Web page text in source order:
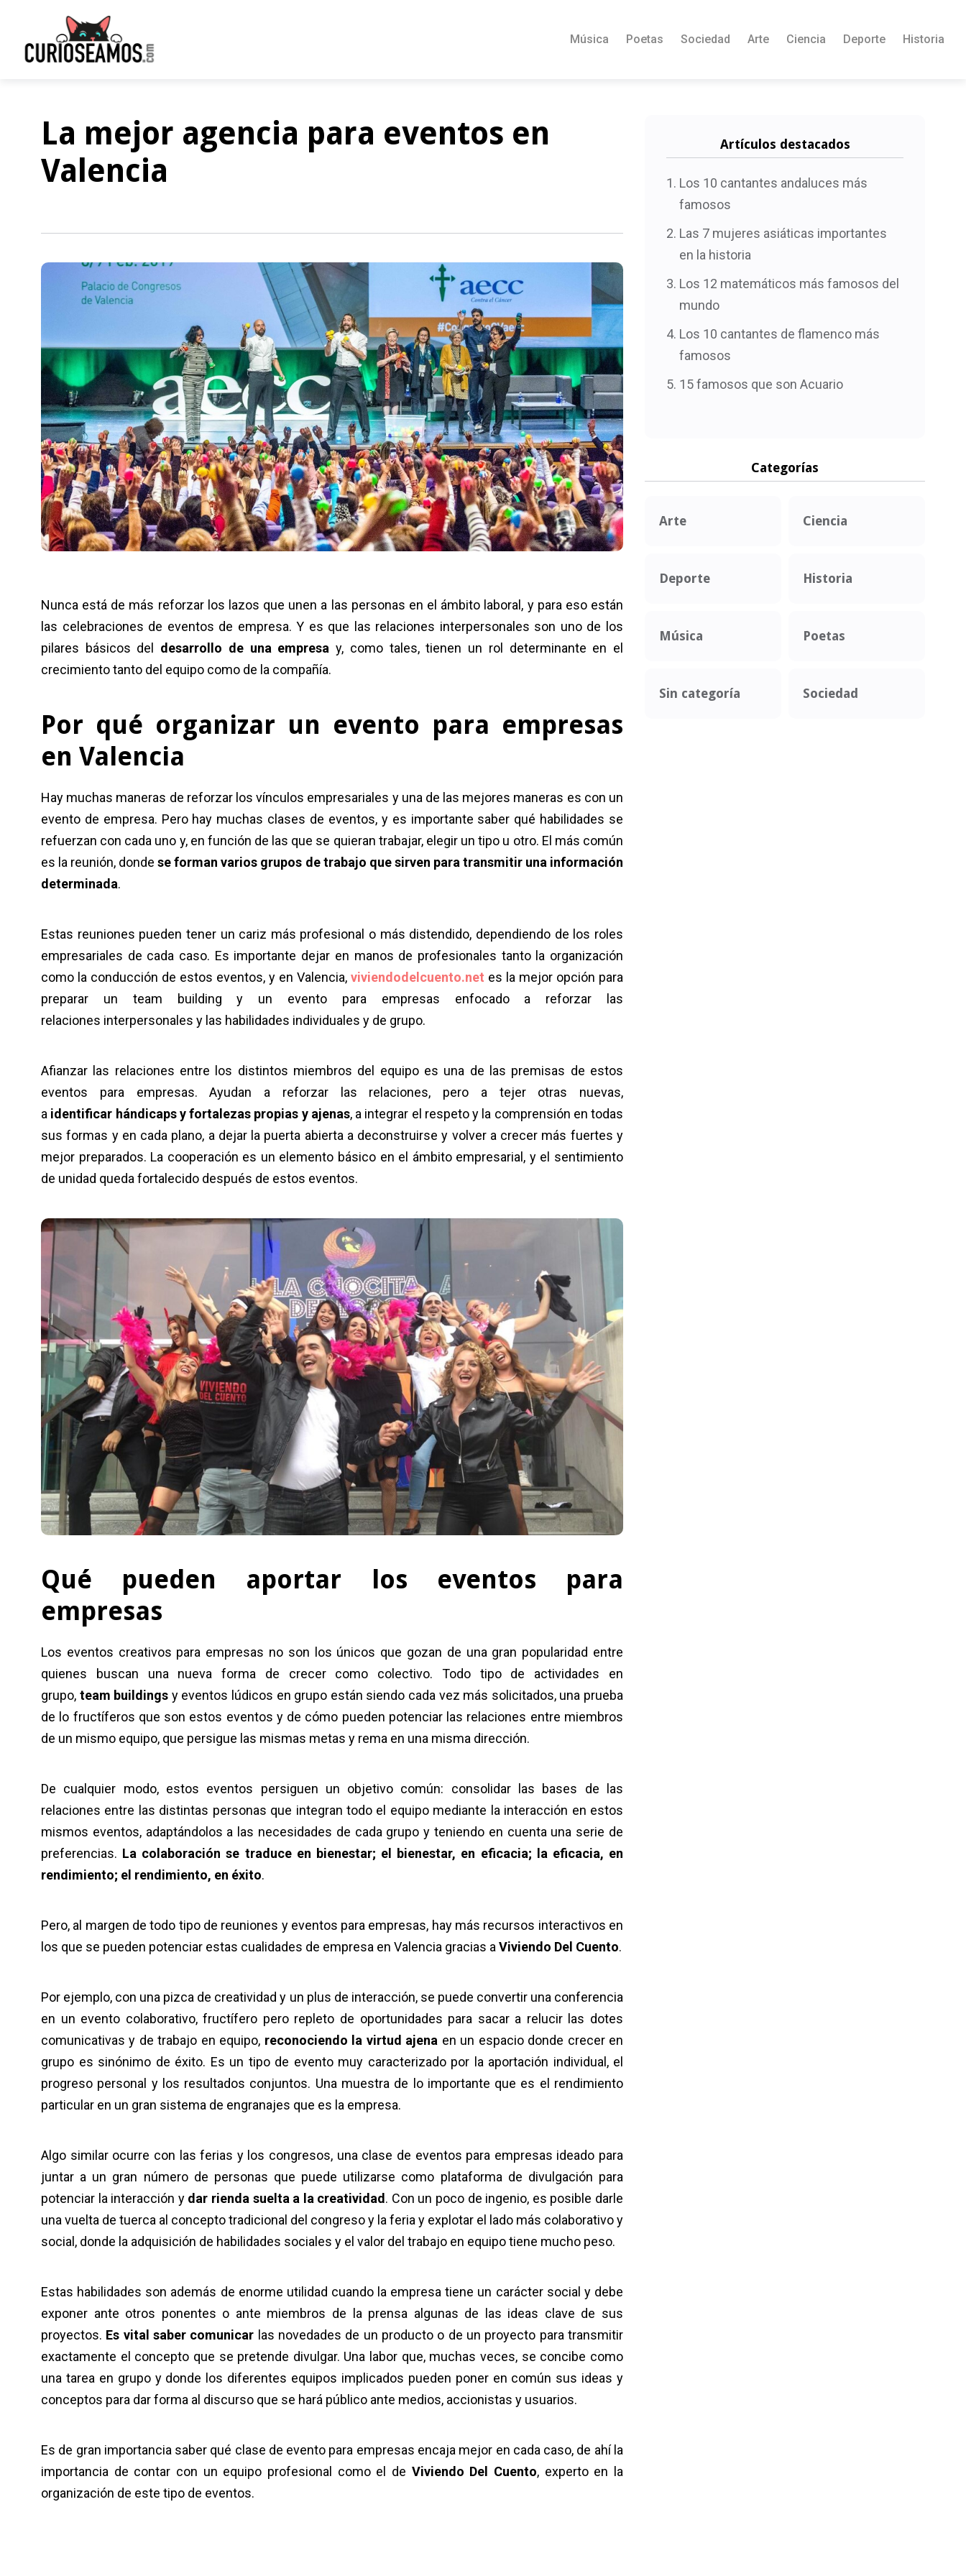
Música Poetas Sociedad Arte Ciencia Deporte Historia
La mejor agencia para eventos en
Valencia
Nunca está de más reforzar los lazos que unen a las personas en el ámbito laboral, y para eso están
las celebraciones de eventos de empresa. Y es que las relaciones interpersonales son uno de los
pilares básicos del desarrollo de una empresa y, como tales, tienen un rol determinante en el
crecimiento tanto del equipo como de la compañía.
Por qué organizar un evento para empresas
en Valencia
Hay muchas maneras de reforzar los vínculos empresariales y una de las mejores maneras es con un
evento de empresa. Pero hay muchas clases de eventos, y es importante saber qué habilidades se
refuerzan con cada uno y, en función de las que se quieran trabajar, elegir un tipo u otro. El más común
es la reunión, dondese forman varios grupos de trabajo que sirven para transmitir una información
determinada.
Estas reuniones pueden tener un cariz más profesional o más distendido, dependiendo de los roles
empresariales de cada caso. Es importante dejar en manos de profesionales tanto la organización
como la conducción de estos eventos, y en Valencia, viviendodelcuento.net es la mejor opción para
preparar un team building y un evento para empresas enfocado a reforzar las
relaciones interpersonales y las habilidades individuales y de grupo.
Afianzar las relaciones entre los distintos miembros del equipo es una de las premisas de estos
eventos para empresas. Ayudan a reforzar las relaciones, pero a tejer otras nuevas,
a identificar hándicaps y fortalezas propias y ajenas, a integrar el respeto y la comprensión en todas
sus formas y en cada plano, a dejar la puerta abierta a deconstruirse y volver a crecer más fuertes y
mejor preparados. La cooperación es un elemento básico en el ámbito empresarial, y el sentimiento
de unidad queda fortalecido después de estos eventos.
Qué pueden aportar los eventos para
empresas
Los eventos creativos para empresas no son los únicos que gozan de una gran popularidad entre
quienes buscan una nueva forma de crecer como colectivo. Todo tipo de actividades en
grupo, team buildings y eventos lúdicos en grupo están siendo cada vez más solicitados, una prueba
de lo fructíferos que son estos eventos y de cómo pueden potenciar las relaciones entre miembros
de un mismo equipo, que persigue las mismas metas y rema en una misma dirección.
De cualquier modo, estos eventos persiguen un objetivo común: consolidar las bases de las
relaciones entre las distintas personas que integran todo el equipo mediante la interacción en estos
mismos eventos, adaptándolos a las necesidades de cada grupo y teniendo en cuenta una serie de
preferencias. La colaboración se traduce en bienestar; el bienestar, en eficacia; la eficacia, en
rendimiento; el rendimiento, en éxito.
Pero, al margen de todo tipo de reuniones y eventos para empresas, hay más recursos interactivos en
los que se pueden potenciar estas cualidades de empresa en Valencia gracias aViviendo Del Cuento.
Por ejemplo, con una pizca de creatividad y un plus de interacción, se puede convertir una conferencia
en un evento colaborativo, fructífero pero repleto de oportunidades para sacar a relucir las dotes
comunicativas y de trabajo en equipo, reconociendo la virtud ajena en un espacio donde crecer en
grupo es sinónimo de éxito. Es un tipo de evento muy caracterizado por la aportación individual, el
progreso personal y los resultados conjuntos. Una muestra de lo importante que es el rendimiento
particular en un gran sistema de engranajes que es la empresa.
Algo similar ocurre con las ferias y los congresos, una clase de eventos para empresas ideado para
juntar a un gran número de personas que puede utilizarse como plataforma de divulgación para
potenciar la interacción y dar rienda suelta a la creatividad. Con un poco de ingenio, es posible darle
una vuelta de tuerca al concepto tradicional del congreso y la feria y explotar el lado más colaborativo y
social, donde la adquisición de habilidades sociales y el valor del trabajo en equipo tiene mucho peso.
Estas habilidades son además de enorme utilidad cuando la empresa tiene un carácter social y debe
exponer ante otros ponentes o ante miembros de la prensa algunas de las ideas clave de sus
proyectos. Es vital saber comunicar las novedades de un producto o de un proyecto para transmitir
exactamente el concepto que se pretende divulgar. Una labor que, muchas veces, se concibe como
una tarea en grupo y donde los diferentes equipos implicados pueden poner en común sus ideas y
conceptos para dar forma al discurso que se hará público ante medios, accionistas y usuarios.
Es de gran importancia saber qué clase de evento para empresas encaja mejor en cada caso, de ahí la
importancia de contar con un equipo profesional como el de Viviendo Del Cuento, experto en la
organización de este tipo de eventos.
Artículos destacados
Los 10 cantantes andaluces más
famosos
Las 7 mujeres asiáticas importantes
en la historia
Los 12 matemáticos más famosos del
mundo
Los 10 cantantes de flamenco más
famosos
15 famosos que son Acuario
Categorías
Arte Ciencia
Deporte Historia
Música Poetas
Sin categoría Sociedad